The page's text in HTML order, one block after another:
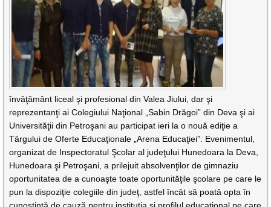
învăţământ liceal şi profesional din Valea Jiului, dar şi
reprezentanţi ai Colegiului Naţional „Sabin Drăgoi” din Deva şi ai
Universităţii din Petroşani au participat ieri la o nouă ediţie a
Târgului de Oferte Educaţionale „Arena Educaţiei”. Evenimentul,
organizat de Inspectoratul Şcolar al judeţului Hunedoara la Deva,
Hunedoara şi Petroşani, a prilejuit absolvenţilor de gimnaziu
oportunitatea de a cunoaşte toate oportunităţile şcolare pe care le
pun la dispoziţie colegiile din judeţ, astfel încât să poată opta în